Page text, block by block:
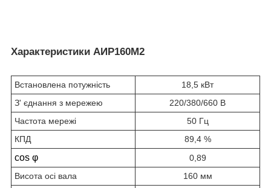
Характеристики АИР160М2
Встановлена потужність
18,5 кВт
З' єднання з мережею
220/380/660 В
Частота мережі
50 Гц
КПД
89,4 %
cos φ
0,89
Висота осі вала
160 мм